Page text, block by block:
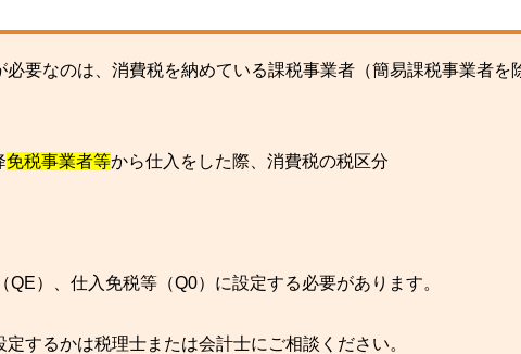
要なのは、消費税を納めている課税事業者（簡易課税事業者を
免税事業者等から仕入をした際、消費税の税区分
）、仕入免税等（Q0）に設定する必要があります。
するかは税理士または会計士にご相談ください。